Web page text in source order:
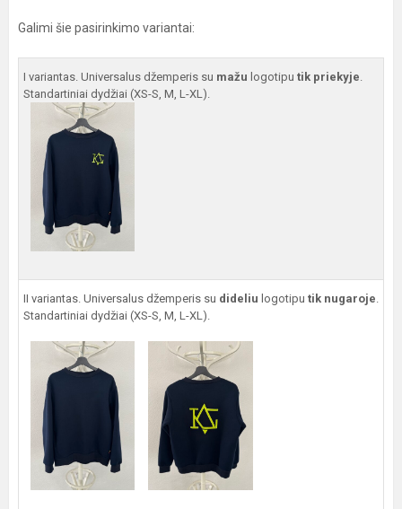
Galimi šie pasirinkimo variantai:
I variantas. Universalus džemperis su mažu logotipu tik priekyje.
Standartiniai dydžiai (XS-S, M, L-XL).
II variantas. Universalus džemperis su dideliu logotipu tik nugaroje.
Standartiniai dydžiai (XS-S, M, L-XL).